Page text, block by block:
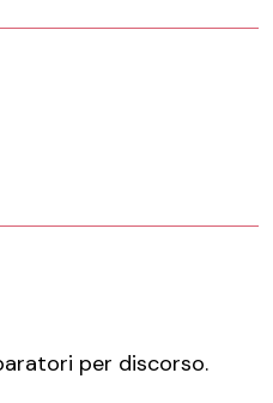
per discorso.